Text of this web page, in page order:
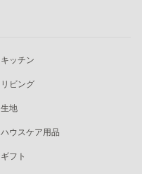
キッチン
リビング
生地
ハウスケア用品
ギフト